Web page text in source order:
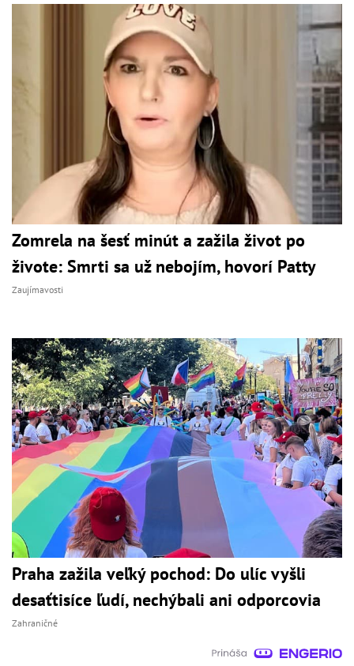
Zomrela na šesť minút a zažila život po
živote: Smrti sa už nebojím, hovorí Patty
Zaujímavosti
Praha zažila veľký pochod: Do ulíc vyšli
desaťtisíce ľudí, nechýbali ani odporcovia
Zahraničné